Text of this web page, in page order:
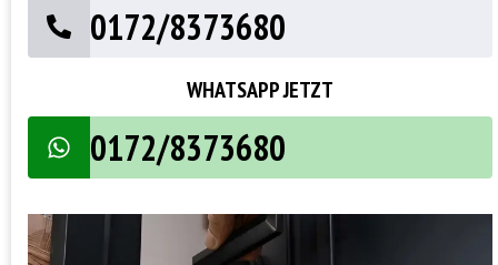
0172/8373680
WHATSAPP JETZT
0172/8373680